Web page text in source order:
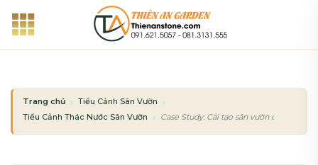
qua
Trang chủ
Tiểu Cảnh Sân Vườn
Tiểu Cảnh Thác Nước Sân Vườn
Case Study: Cải tạo sân vườn cũ thành